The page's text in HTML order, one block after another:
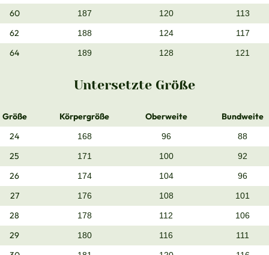
60 187 120 113
62 188 124 117
64 189 128 121
Untersetzte Größe
Größe Körpergröße Oberweite
Bundweite
24
168 96 88
25 171 100 92
26 174 104 96
27 176 108 101
28 178 112 106
29 180 116 111